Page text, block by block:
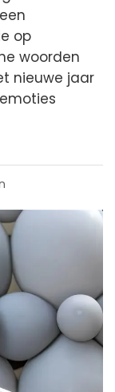
op
woorden
nieuwe jaar